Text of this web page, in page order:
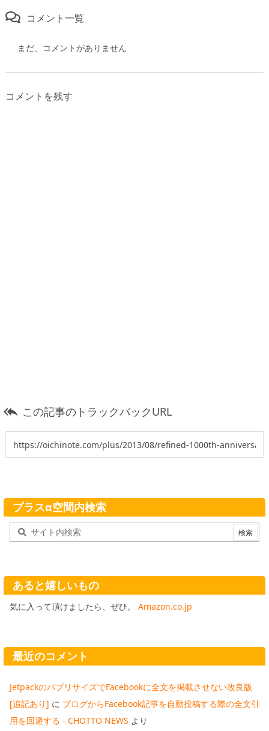
コメント一覧
まだ、コメントがありません
コメントを残す
 この記事のトラックバックURL
プラスα空間内検索
あると嬉しいもの
気に入って頂けましたら、ぜひ。 Amazon.co.jp
最近のコメント
JetpackのパブリサイズでFacebookに全文を掲載させない改良版
[追記あり] に ブログからFacebook記事を自動投稿する際の全文引
用を回避する - CHOTTO NEWS より